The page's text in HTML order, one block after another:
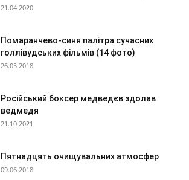
21.04.2020
Помаранчево-синя палітра сучасних
голлівудських фільмів (14 фото)
26.05.2018
Російський боксер медведєв здолав
ведмедя
21.10.2021
Пятнадцять очищувальних атмосфер
09.06.2018